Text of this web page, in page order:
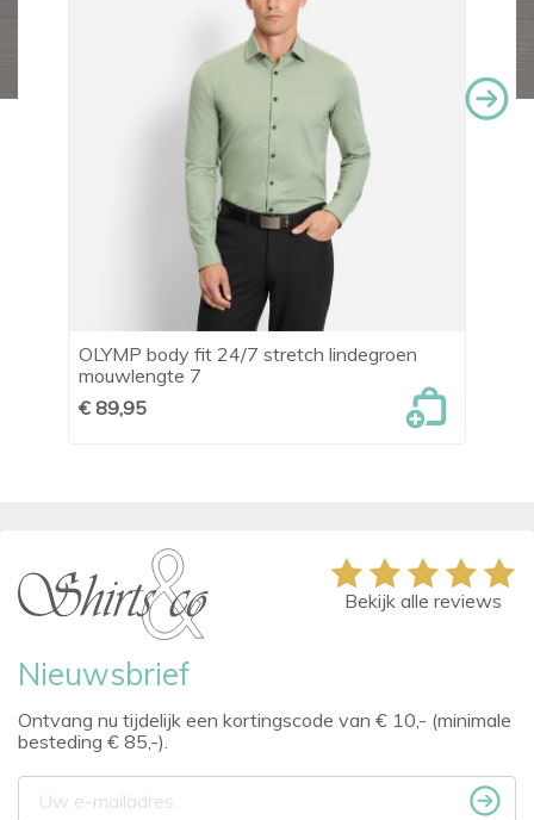
OLYMP body fit 24/7 stretch lindegroen
mouwlengte 7
€ 89,95
Nieuwsbrief
Ontvang nu tijdelijk een kortingscode van € 10,- (minimale
besteding € 85,-).
Bekijk alle reviews